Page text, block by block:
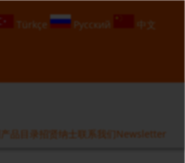
Türkçe Русский
中文
产品目录 招贤纳士 联系我们 Newsletter